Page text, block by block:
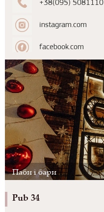
+38(095) 5081110
instagram.com
facebook.com
Паби і бари
Pub 34